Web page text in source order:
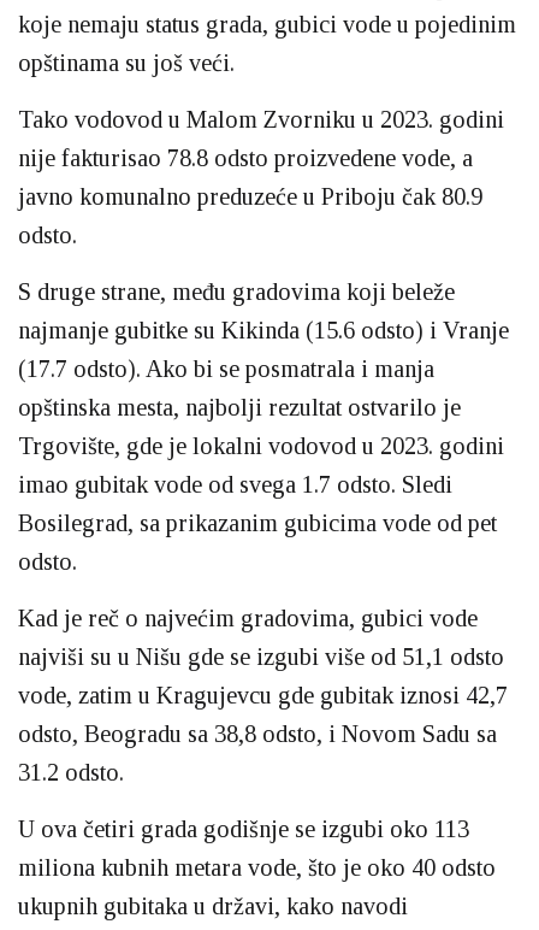
koje nemaju status grada, gubici vode u pojedinim
opštinama su još veći.
Tako vodovod u Malom Zvorniku u 2023. godini
nije fakturisao 78.8 odsto proizvedene vode, a
javno komunalno preduzeće u Priboju čak 80.9
odsto.
S druge strane, među gradovima koji beleže
najmanje gubitke su Kikinda (15.6 odsto) i Vranje
(17.7 odsto). Ako bi se posmatrala i manja
opštinska mesta, najbolji rezultat ostvarilo je
Trgovište, gde je lokalni vodovod u 2023. godini
imao gubitak vode od svega 1.7 odsto. Sledi
Bosilegrad, sa prikazanim gubicima vode od pet
odsto.
Kad je reč o najvećim gradovima, gubici vode
najviši su u Nišu gde se izgubi više od 51,1 odsto
vode, zatim u Kragujevcu gde gubitak iznosi 42,7
odsto, Beogradu sa 38,8 odsto, i Novom Sadu sa
31.2 odsto.
U ova četiri grada godišnje se izgubi oko 113
miliona kubnih metara vode, što je oko 40 odsto
ukupnih gubitaka u državi, kako navodi